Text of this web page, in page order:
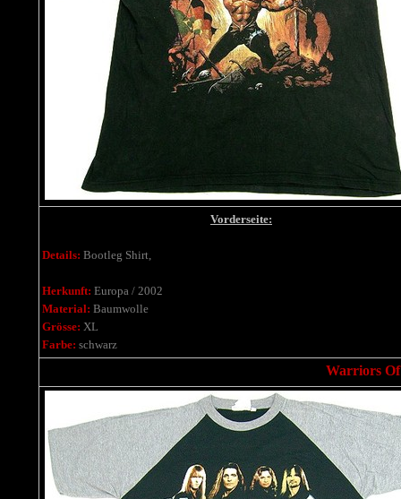
Vorderseite:
Details: Bootleg Shirt,
Herkunft: Europa / 2002
Material: Baumwolle
Grösse: XL
Farbe: schwarz
Warriors